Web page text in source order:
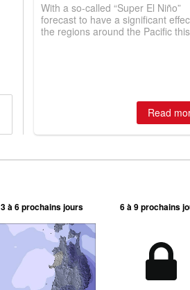
With a so-called “Super El Niño”
forecast to have a significant
the regions around the Pacific this
Read
3 à 6 prochains jours 6 à 9 prochains